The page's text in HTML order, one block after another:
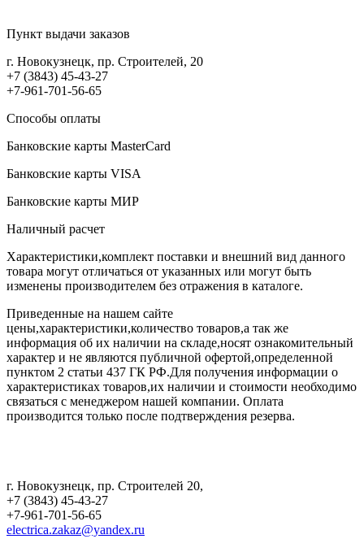
Пункт выдачи заказов
г. Новокузнецк, пр. Строителей, 20
+7 (3843) 45-43-27
+7-961-701-56-65
Способы оплаты
Банковские карты MasterCard
Банковские карты VISA
Банковские карты МИР
Наличный расчет
Характеристики,комплект поставки и внешний вид данного
товара могут отличаться от указанных или могут быть
изменены производителем без отражения в каталоге.
Приведенные на нашем сайте
цены,характеристики,количество товаров,а так же
информация об их наличии на складе,носят ознакомительный
характер и не являются публичной офертой,определенной
пунктом 2 статьи 437 ГК РФ.Для получения информации о
характеристиках товаров,их наличии и стоимости необходимо
связаться с менеджером нашей компании. Оплата
производится только после подтверждения резерва.
г. Новокузнецк, пр. Строителей 20,
+7 (3843) 45-43-27
+7-961-701-56-65
electrica.zakaz@yandex.ru